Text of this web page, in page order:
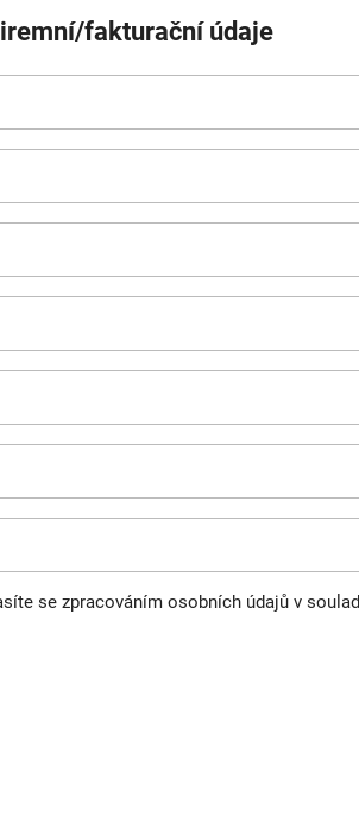
fakturační údaje
se zpracováním osobních údajů v